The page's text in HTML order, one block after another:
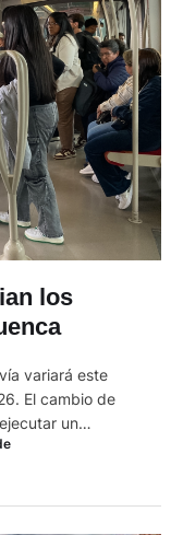
los
variará este
El cambio de
un
Por tal
sábado 1 de